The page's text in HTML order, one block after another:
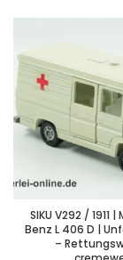
SIKU V292 / 1911
Benz L 406 D |
–